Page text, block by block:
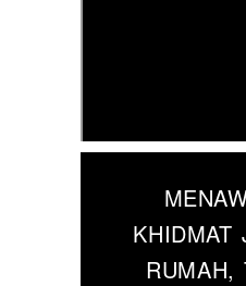
KHIDMAT
RUMAH,